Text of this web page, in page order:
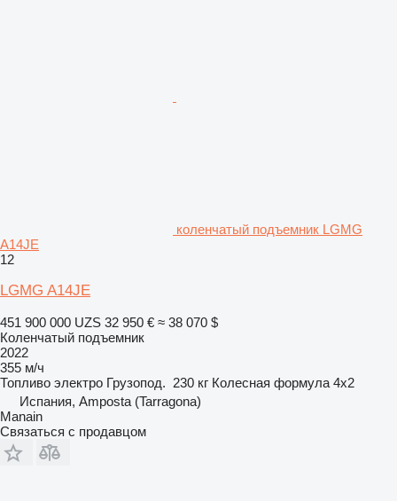
коленчатый подъемник LGMG
A14JE
12
LGMG A14JE
451 900 000 UZS 32 950 € ≈ 38 070 $
Коленчатый подъемник
2022
355 м/ч
Топливо электро Грузопод. 230 кг Колесная формула 4x2
Испания, Amposta (Tarragona)
Manain
Связаться с продавцом